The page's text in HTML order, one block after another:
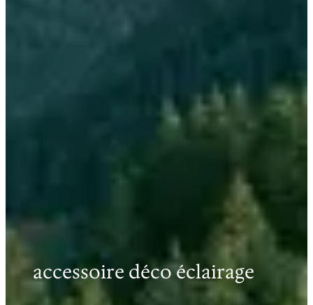
accessoire déco éclairage